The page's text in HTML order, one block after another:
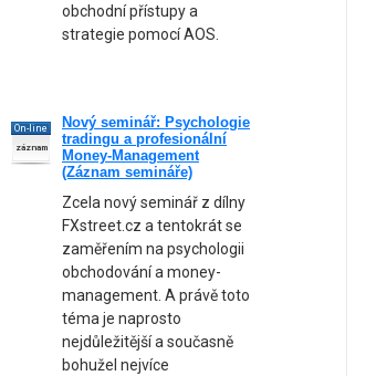
obchodní přístupy a
strategie pomocí AOS.
On-line
záznam
Nový seminář: Psychologie
tradingu a profesionální
Money-Management
(Záznam semináře)
Zcela nový seminář z dílny
FXstreet.cz a tentokrát se
zaměřením na psychologii
obchodování a money-
management. A právě toto
téma je naprosto
nejdůležitější a současně
bohužel nejvíce